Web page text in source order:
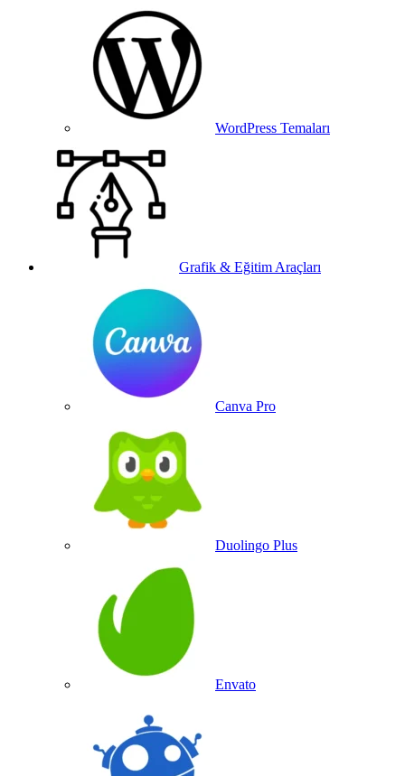
WordPress Temaları
Grafik & Eğitim Araçları
Canva Pro
Duolingo Plus
Envato